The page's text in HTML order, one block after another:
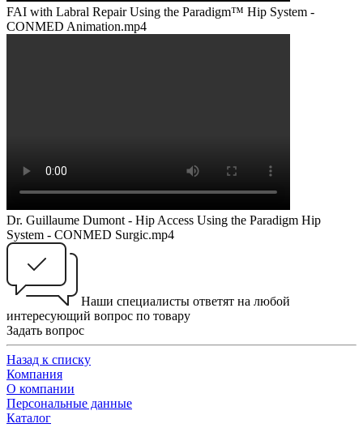
FAI with Labral Repair Using the Paradigm™ Hip System -
CONMED Animation.mp4
Dr. Guillaume Dumont - Hip Access Using the Paradigm Hip
System - CONMED Surgic.mp4
Наши специалисты ответят на любой
интересующий вопрос по товару
Задать вопрос
Назад к списку
Компания
О компании
Персональные данные
Каталог